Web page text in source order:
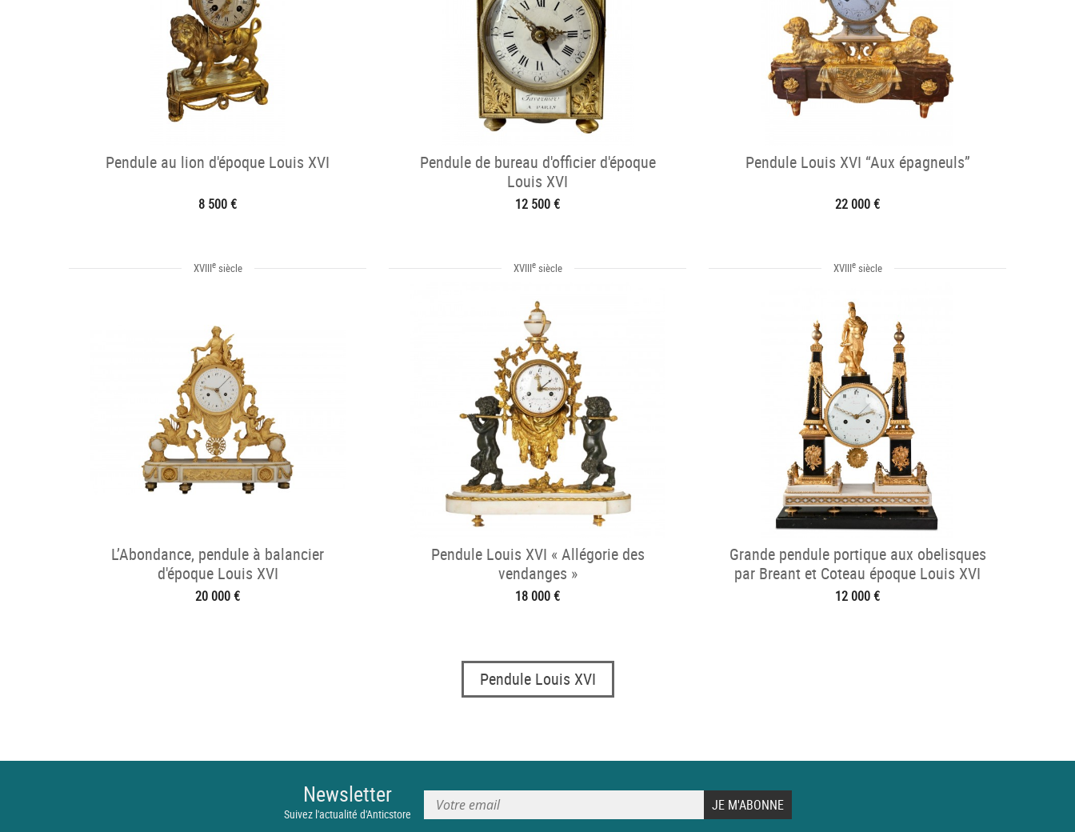
Pendule au lion d'époque Louis XVI
8 500 €
Pendule de bureau d'officier d'époque
Louis XVI
12 500 €
Pendule Louis XVI “Aux épagneuls”
22 000 €
XVIIIesiècle
L’Abondance, pendule à balancier
d'époque Louis XVI
20 000 €
XVIIIesiècle
Pendule Louis XVI « Allégorie des
vendanges »
18 000 €
XVIIIesiècle
Grande pendule portique aux obelisques
par Breant et Coteau époque Louis XVI
12 000 €
Pendule Louis XVI
Newsletter
Suivez l'actualité d'Anticstore